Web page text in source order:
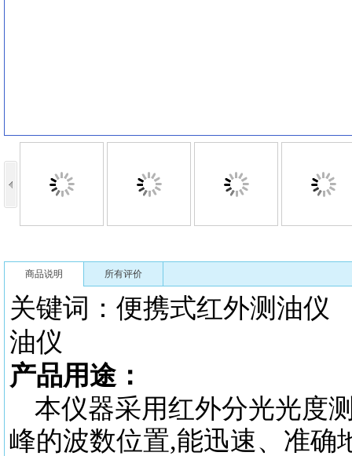
商品说明 所有评价
关键词： 便携式红外测油仪
油仪
产品用途：
本仪器采用红外分光光度
峰的波数位置,能迅速、准确